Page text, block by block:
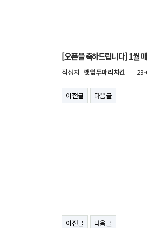
[오픈을 축하드립니다] 1월
작성자 깻잎두마리치킨
이전글 다음글
이전글 다음글